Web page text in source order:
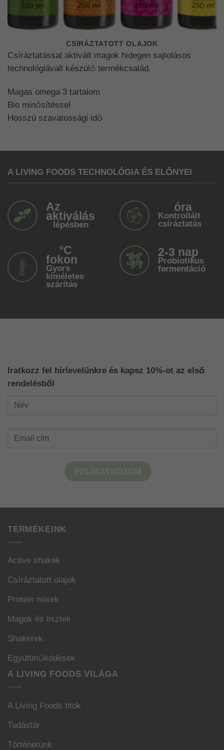
CSÍRÁZTATOTT OLAJOK
Csíráztatással aktivált magok hidegen sajtolásos
technológiávall készülő termékcsalád.
Magas omega 3 tartalom
Bio minősítéssel
Hosszú szavatossági idő
A LIVING FOODS TECHNOLÓGIA ÉS ELŐNYEI
Az
aktiválás
lépésben
óra
Kontrollált
csíráztatás
°C
fokon
Gyors
kíméletes
szárítás
2-3 nap
Probiotikus
fermentáció
Iratkozz fel hírlevelünkre és kapsz 10%-ot az első
rendelésből
FELIRATKOZOM
TERMÉKEINK
Active shakek
Csíráztatott olajok
Protein mixek
Magok és lisztek
Shakerek
Együttműködések
A LIVING FOODS VILÁGA
A Living Foods titok
Tudástár
Történetünk